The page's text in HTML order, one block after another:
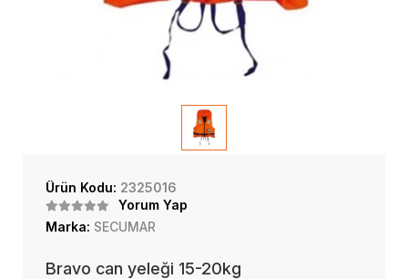
Ürün Kodu: 2325016
Yorum Yap
Marka: SECUMAR
Bravo can yeleği 15-20kg